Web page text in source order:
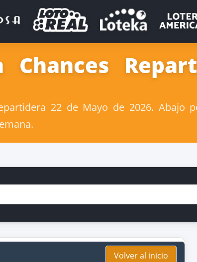
Chances
22 de Mayo de 2026.
Volver al inicio